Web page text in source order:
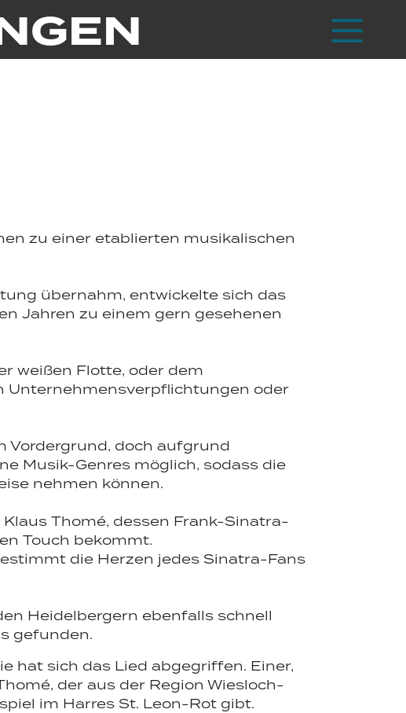
zu einer etablierten musikalischen
übernahm, entwickelte sich das
Jahren zu einem gern gesehenen
weißen Flotte, oder dem
Unternehmensverpflichtungen oder
Vordergrund, doch aufgrund
Musik-Genres möglich, sodass die
nehmen können.
Thomé, dessen Frank-Sinatra-
Touch bekommt.
die Herzen jedes Sinatra-Fans
Heidelbergern ebenfalls schnell
gefunden.
hat sich das Lied abgegriffen. Einer,
der aus der Region Wiesloch-
im Harres St. Leon-Rot gibt.